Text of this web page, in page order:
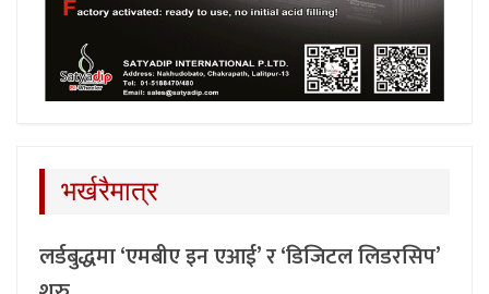
भर्खरैमात्र
लर्डबुद्धमा ‘एमबीए इन एआई’ र ‘डिजिटल लिडरसिप’